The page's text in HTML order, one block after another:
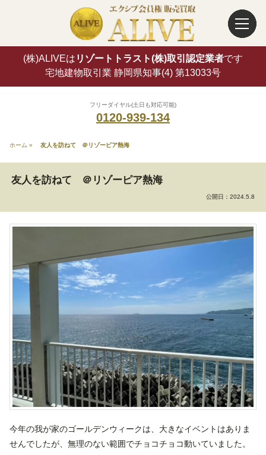
(株)ALIVEは リゾートトラスト(株)取引認定業者です
宅地建物取引業 静岡県知事(4) 第13033号
フリーダイヤル(土日も対応可能)
0120-939-134
ホーム » 友人を訪ねて ＠リゾーピア熱海
友人を訪ねて ＠リゾーピア熱海
公開日： 2024.5.8
今年の我が家のゴールデンウィークは、大きなイベントはありま
せんでしたが、無理のない範囲でチョコチョコ動いていました。